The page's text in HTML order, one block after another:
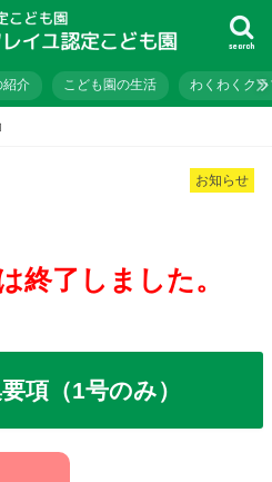
search
紹介 こども園の生活 わくわくクラ
お知らせ
終了しました。
項（1号のみ）